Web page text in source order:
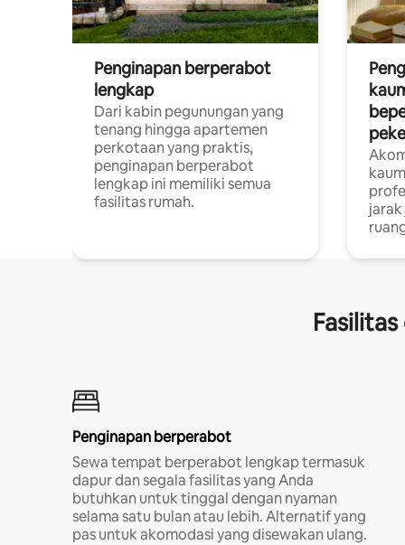
Penginapan berperabot
lengkap
Dari kabin pegunungan yang
tenang hingga apartemen
perkotaan yang praktis,
penginapan berperabot
lengkap ini memiliki semua
fasilitas rumah.
Penginapan berperabot
Sewa tempat berperabot lengkap termasuk
dapur dan segala fasilitas yang Anda
butuhkan untuk tinggal dengan nyaman
selama satu bulan atau lebih. Alternatif yang
pas untuk akomodasi yang disewakan ulang.